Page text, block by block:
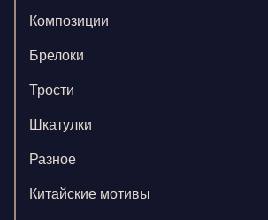
Композиции
Брелоки
Трости
Шкатулки
Разное
Китайские мотивы